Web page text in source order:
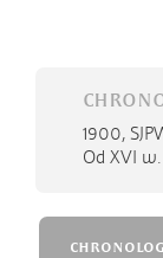
1900,
Od XVI w.